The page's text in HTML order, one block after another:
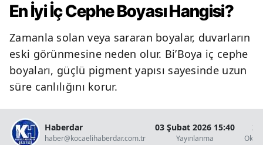
En İyi İç Cephe Boyası Hangisi?
Zamanla solan veya sararan boyalar, duvarların
eski görünmesine neden olur. Bi’Boya iç cephe
boyaları, güçlü pigment yapısı sayesinde uzun
süre canlılığını korur.
Haberdar
haber@kocaelihaberdar.com.tr
03 Şubat 2026 15:40
Yayınlanma
2